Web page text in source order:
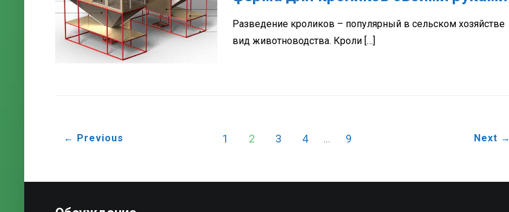
Разведение кроликов – популярный в сельском хозяйстве
вид животноводства. Кроли […]
← Previous 1 2 3 4 … 9 Next →